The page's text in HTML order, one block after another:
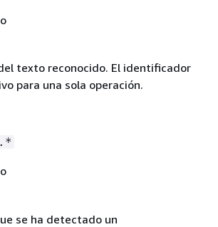
texto reconocido. El identificador
para una sola operación.
se ha detectado un